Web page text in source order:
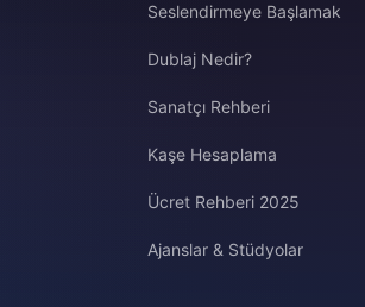
Seslendirmeye Başlamak
Dublaj Nedir?
Sanatçı Rehberi
Kaşe Hesaplama
Ücret Rehberi 2025
Ajanslar & Stüdyolar